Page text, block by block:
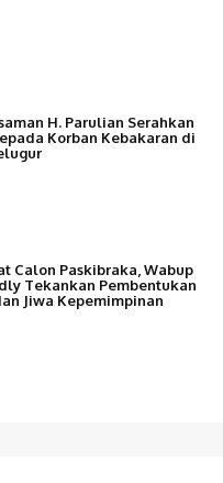
H. Parulian Serahkan
Korban Kebakaran di
Calon Paskibraka, Wabup
Tekankan Pembentukan
Jiwa Kepemimpinan